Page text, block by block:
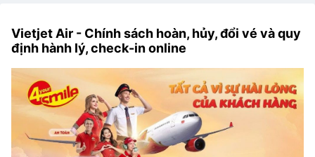
Vietjet Air - Chính sách hoàn, hủy, đổi vé và quy
định hành lý, check-in online